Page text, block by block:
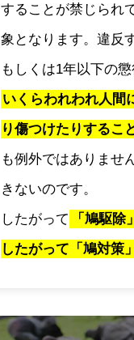
することが禁じられ
象となります。違反
もしくは1年以下の
いくらわれわれ人間
り傷つけたりするこ
も例外ではありませ
きないのです。
したがって
「鳩駆
したがって「鳩対策